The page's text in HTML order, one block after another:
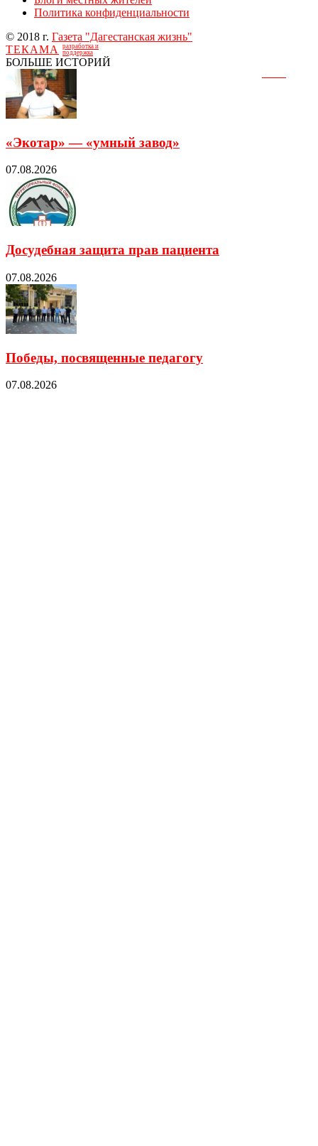
Политика конфиденциальности
© 2018 г. Газета "Дагестанская жизнь"
ТЕКАМА
разработка и
поддержка
БОЛЬШЕ ИСТОРИЙ
«Экотар» — «умный завод»
07.08.2026
Досудебная защита прав пациента
07.08.2026
Победы, посвященные педагогу
07.08.2026